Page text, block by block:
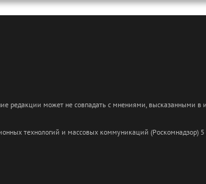
редакции может не совпадать с мнениями, высказанными
технологий и массовых коммуникаций